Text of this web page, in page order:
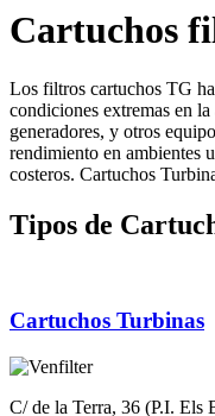
Cartuchos
Los filtros cartuchos TG
condiciones extremas en
generadores, y otros
rendimiento en ambientes
costeros. Cartuchos
Tipos de
Cartuchos Turbinas
C/ de la Terra, 36 (P.I. Els